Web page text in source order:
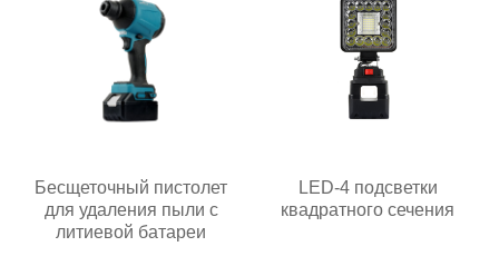
Бесщеточный пистолет
для удаления пыли с
литиевой батареи
LED-4 подсветки
квадратного сечения